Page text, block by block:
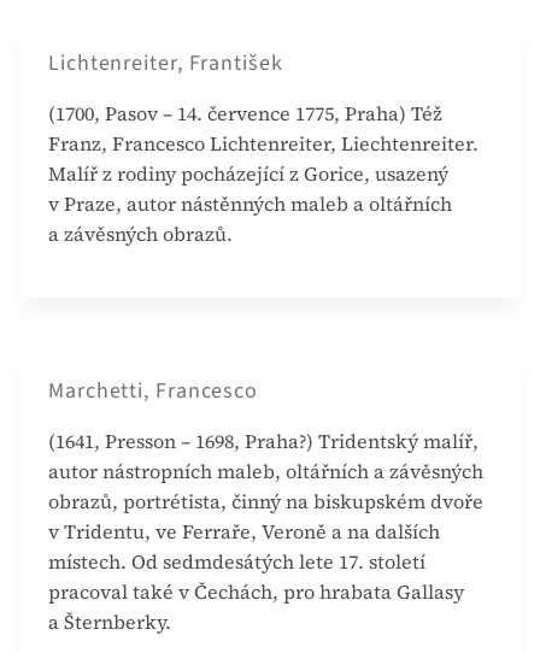
Lichtenreiter, František
(1700, Pasov – 14. července 1775, Praha) Též
Franz, Francesco Lichtenreiter, Liechtenreiter.
Malíř z rodiny pocházející z Gorice, usazený
v Praze, autor nástěnných maleb a oltářních
a závěsných obrazů.
Marchetti, Francesco
(1641, Presson – 1698, Praha?) Tridentský malíř,
autor nástropních maleb, oltářních a závěsných
obrazů, portrétista, činný na biskupském dvoře
v Tridentu, ve Ferraře, Veroně a na dalších
místech. Od sedmdesátých lete 17. století
pracoval také v Čechách, pro hrabata Gallasy
a Šternberky.